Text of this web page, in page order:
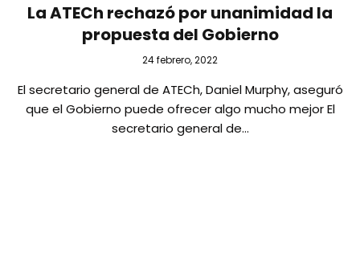
La ATECh rechazó por unanimidad la
propuesta del Gobierno
24 febrero, 2022
El secretario general de ATECh, Daniel Murphy, aseguró
que el Gobierno puede ofrecer algo mucho mejor El
secretario general de…